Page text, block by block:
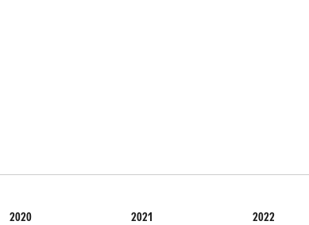
2020 2021 2022